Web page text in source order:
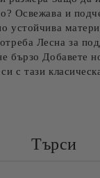
Освежава и
устойчива
Лесна за
бързо Добавете
с тази
Търси